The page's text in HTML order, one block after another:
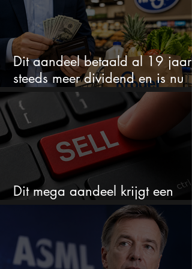
Dit aandeel betaald al 19 jaar
steeds meer dividend en is nu
goedkoop
Dit mega aandeel krijgt een
zeldzaam verkoopadvies